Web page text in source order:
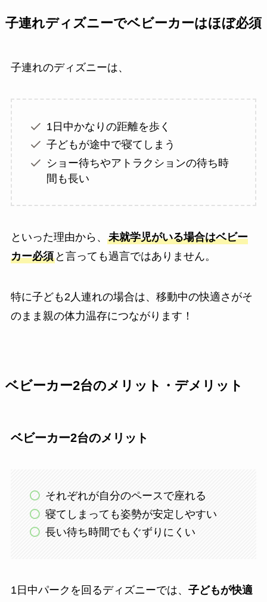
子連れディズニーでベビーカーはほぼ必須
子連れのディズニーは、
1日中かなりの距離を歩く
子どもが途中で寝てしまう
ショー待ちやアトラクションの待ち時
間も長い
といった理由から、 未就学児がいる場合はベビー
カー必須と言っても過言ではありません。
特に子ども2人連れの場合は、移動中の快適さがそ
のまま親の体力温存につながります！
ベビーカー2台のメリット・デメリット
ベビーカー2台のメリット
それぞれが自分のペースで座れる
寝てしまっても姿勢が安定しやすい
長い待ち時間でもぐずりにくい
1日中パークを回るディズニーでは、 子どもが快適